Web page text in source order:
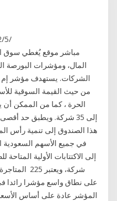
27‏‏/5‏‏/1442 بعد الهجرة 29‏‏/5‏‏/1442 بعد الهجرة
مباشر موقع يُغطي سوق
المال، ومؤشرات البورصة
هذا الصندوق إلى تنمية رأس
في جميع الأسهم
إلى الاكتتابات الأولية
على نطاق واسع مؤشرا رائدا
المؤشر عادة على أساس